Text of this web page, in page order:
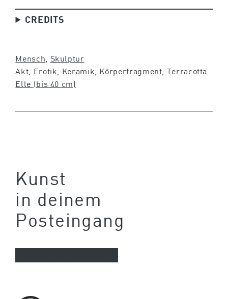
CREDITS
Mensch
Skulptur
Akt Erotik Keramik Körperfragment Terracotta
Elle (bis 40 cm)
Kunst
in deinem
Posteingang